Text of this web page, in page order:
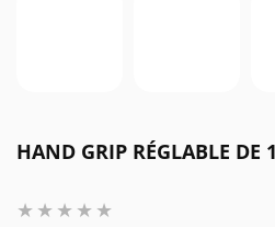
HAND GRIP RÉGLABLE DE